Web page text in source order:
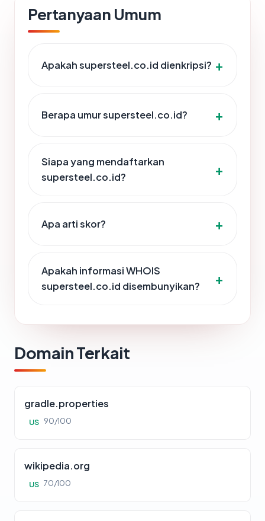
Pertanyaan Umum
Apakah supersteel.co.id dienkripsi?
Berapa umur supersteel.co.id?
Siapa yang mendaftarkan
supersteel.co.id?
Apa arti skor?
Apakah informasi WHOIS
supersteel.co.id disembunyikan?
Domain Terkait
gradle.properties
US 90/100
wikipedia.org
US 70/100